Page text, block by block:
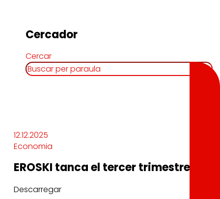
Cercador
Cercar
12.12.2025
Economia
EROSKI tanca el tercer trimestre de
Descarregar